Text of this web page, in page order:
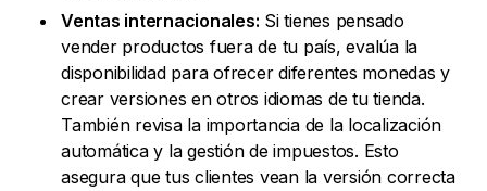
Ventas internacionales: Si tienes pensado
vender productos fuera de tu país, evalúa la
disponibilidad para ofrecer diferentes monedas y
crear versiones en otros idiomas de tu tienda.
También revisa la importancia de la localización
automática y la gestión de impuestos. Esto
asegura que tus clientes vean la versión correcta